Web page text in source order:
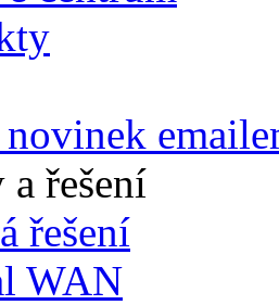
řešení
řešení
WAN